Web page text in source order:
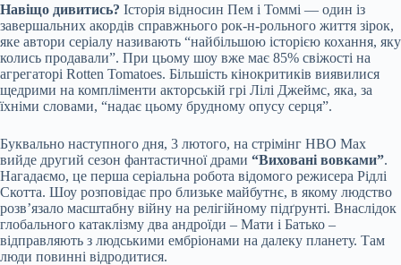
Навіщо дивитись? Історія відносин Пем і Томмі — один із
завершальних акордів справжнього рок-н-рольного життя зірок,
яке автори серіалу називають “найбільшою історією кохання, яку
колись продавали”. При цьому шоу вже має 85% свіжості на
агрегаторі Rotten Tomatoes. Більшість кінокритиків виявилися
щедрими на компліменти акторській грі Лілі Джеймс, яка, за
їхніми словами, “надає цьому брудному опусу серця”.
Буквально наступного дня, 3 лютого, на стрімінг HBO Max
вийде другий сезон фантастичної драми “Виховані вовками”.
Нагадаємо, це перша серіальна робота відомого режисера Рідлі
Скотта. Шоу розповідає про близьке майбутнє, в якому людство
розв’язало масштабну війну на релігійному підґрунті. Внаслідок
глобального катаклізму два андроїди – Мати і Батько –
відправляють з людськими ембріонами на далеку планету. Там
люди повинні відродитися.